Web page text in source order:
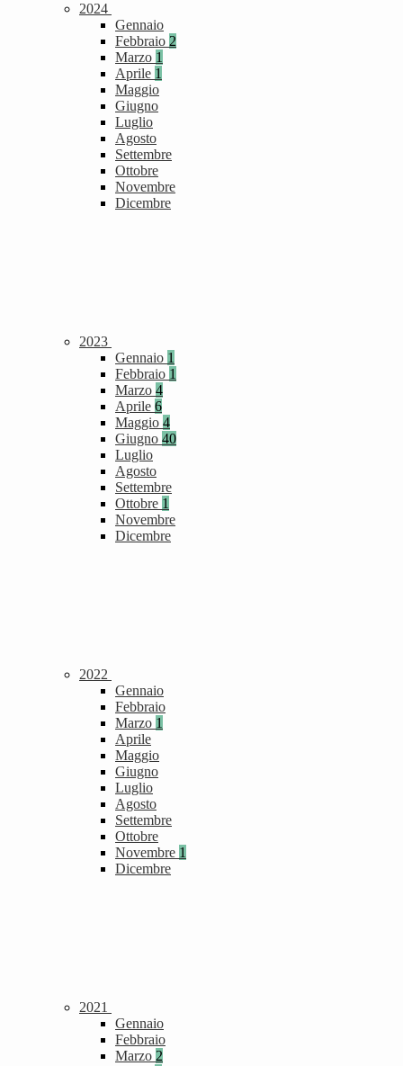
2024
Gennaio
Febbraio 2
Marzo 1
Aprile 1
Maggio
Giugno
Luglio
Agosto
Settembre
Ottobre
Novembre
Dicembre
2023
Gennaio 1
Febbraio 1
Marzo 4
Aprile 6
Maggio 4
Giugno 40
Luglio
Agosto
Settembre
Ottobre 1
Novembre
Dicembre
2022
Gennaio
Febbraio
Marzo 1
Aprile
Maggio
Giugno
Luglio
Agosto
Settembre
Ottobre
Novembre 1
Dicembre
2021
Gennaio
Febbraio
Marzo 2